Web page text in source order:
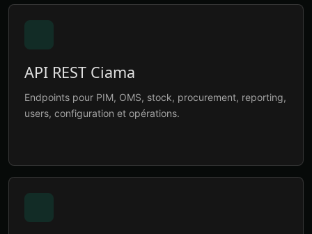
API REST Ciama
Endpoints pour PIM, OMS, stock, procurement, reporting,
users, configuration et opérations.